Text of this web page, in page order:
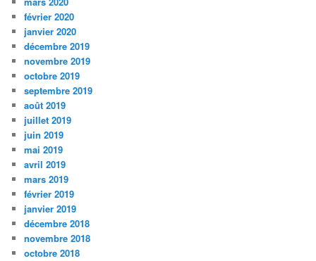
février 2020
janvier 2020
décembre 2019
novembre 2019
octobre 2019
septembre 2019
août 2019
juillet 2019
juin 2019
mai 2019
avril 2019
mars 2019
février 2019
janvier 2019
décembre 2018
novembre 2018
octobre 2018